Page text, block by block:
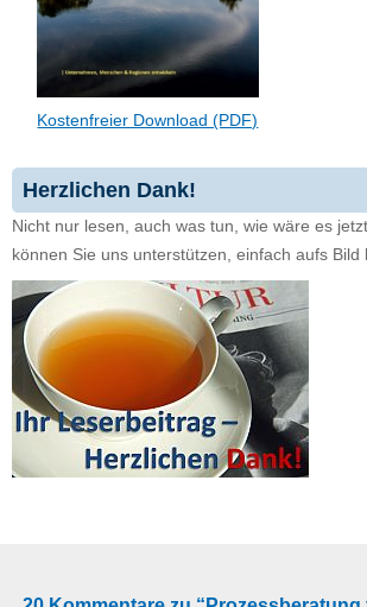
Kostenfreier Download (PDF)
Herzlichen Dank!
Nicht nur lesen, auch was tun, wie wäre es
können Sie uns unterstützen, einfach aufs Bild